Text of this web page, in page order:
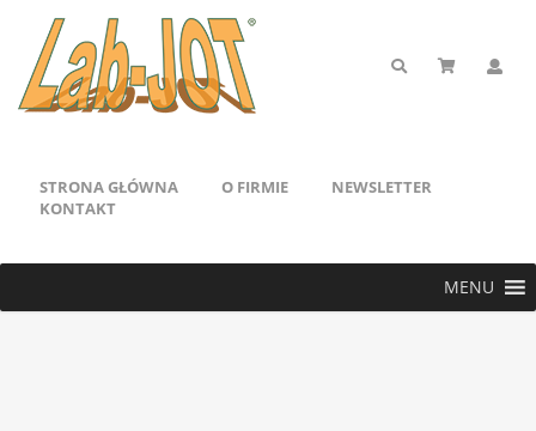
STRONA GŁÓWNA O FIRMIE
NEWSLETTER
KONTAKT
MENU